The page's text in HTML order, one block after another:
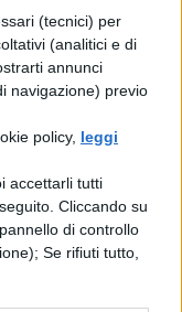
(tecnici) per
(analitici e di
annunci
navigazione) previo
policy, leggi
accettarli tutti
Cliccando su
di controllo
Se rifiuti tutto,
del Merito
al ministro
Luca
questione
classe si sta